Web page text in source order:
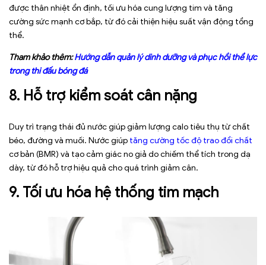
được thân nhiệt ổn định, tối ưu hóa cung lượng tim và tăng
cường sức mạnh cơ bắp, từ đó cải thiện hiệu suất vận động tổng
thể.
Tham khảo thêm: Hướng dẫn quản lý dinh dưỡng và phục hồi thể lực
trong thi đấu bóng đá
8. Hỗ trợ kiểm soát cân nặng
Duy trì trạng thái đủ nước giúp giảm lượng calo tiêu thụ từ chất
béo, đường và muối. Nước giúp tăng cường tốc độ trao đổi chất
cơ bản (BMR) và tạo cảm giác no giả do chiếm thể tích trong dạ
dày, từ đó hỗ trợ hiệu quả cho quá trình giảm cân.
9. Tối ưu hóa hệ thống tim mạch